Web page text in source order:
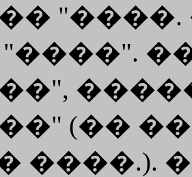
"����.
"����".
(��
��